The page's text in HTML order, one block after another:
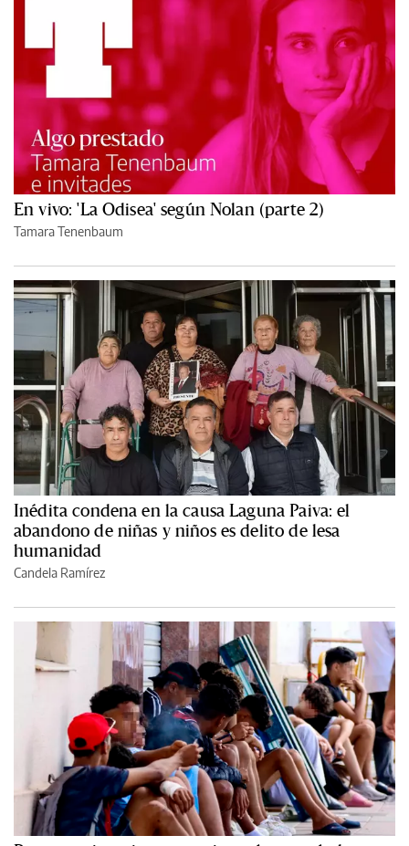
En vivo: 'La Odisea' según Nolan (parte 2)
Tamara Tenenbaum
Inédita condena en la causa Laguna Paiva: el
abandono de niñas y niños es delito de lesa
humanidad
Candela Ramírez